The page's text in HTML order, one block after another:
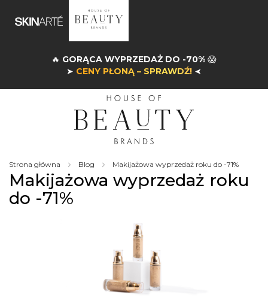
🔥 GORĄCA WYPRZEDAŻ DO -70% 😱
➤ CENY PŁONĄ – SPRAWDŹ! ➤
Strona główna Blog Makijażowa wyprzedaż roku do -71%
Makijażowa wyprzedaż roku
do -71%